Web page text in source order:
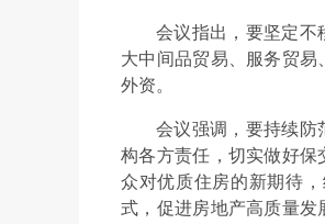
会议指出，要坚定不
大中间品贸易、服务贸
外资。
会议强调，要持续防
构各方责任，切实做好
众对优质住房的新期待
式，促进房地产高质量发